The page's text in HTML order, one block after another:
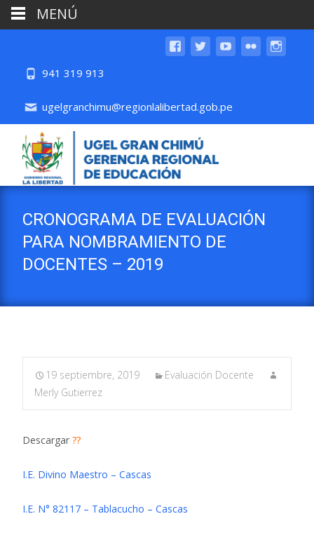
941 319 913
ugelgranchimu@regionlalibertad.gob.pe
CRONOGRAMA DE EVALUACIÓN
PARA NOMBRAMIENTO DE
DOCENTES – 2019
19 septiembre, 2019
Evaluación Docente
Merly Gutierrez
Descargar ??
I.E. Divino Maestro – Cascas
I.E. N° 82117 – Tablacucho – Cascas
MENÚ